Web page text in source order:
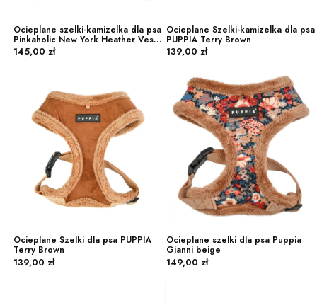
Ocieplane szelki-kamizelka dla psa
Pinkaholic New York Heather Vest
Harness indian pink
Cena
145,00 zł
Ocieplane Szelki-kamizelka dla psa
PUPPIA Terry Brown
Cena
139,00 zł
Ocieplane Szelki dla psa PUPPIA
Terry Brown
Cena
139,00 zł
Ocieplane szelki dla psa Puppia
Gianni beige
Cena
149,00 zł